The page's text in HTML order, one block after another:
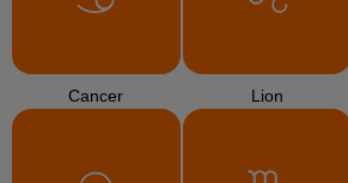
Cancer Lion